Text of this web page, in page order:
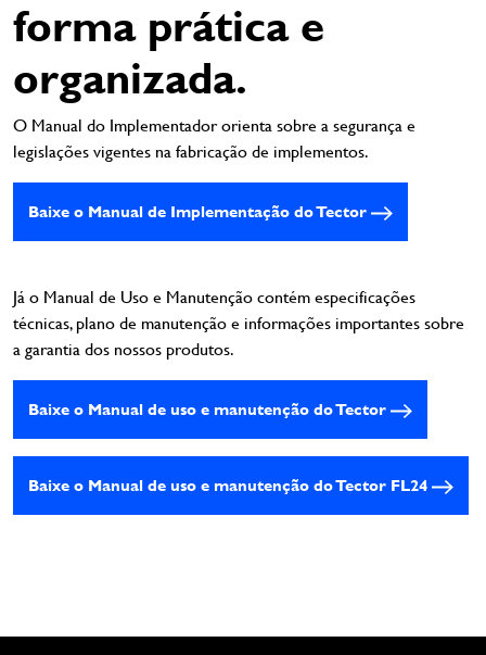
forma prática e
organizada.
O Manual do Implementador orienta sobre a segurança e
legislações vigentes na fabricação de implementos.
Baixe o Manual de Implementação do Tector
Já o Manual de Uso e Manutenção contém especificações
técnicas, plano de manutenção e informações importantes sobre
a garantia dos nossos produtos.
Baixe o Manual de uso e manutenção do Tector
Baixe o Manual de uso e manutenção do Tector FL24